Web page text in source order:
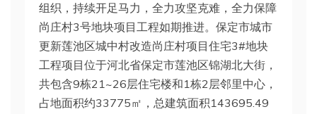
组织，持续开足马力，全力攻坚克难，全力保障
尚庄村3号地块项目工程如期推进。保定市城市
更新莲池区城中村改造尚庄村项目住宅3#地块
工程项目位于河北省保定市莲池区锦湖北大街，
共包含9栋21~26层住宅楼和1栋2层邻里中心，
占地面积约33775㎡，总建筑面积143695.49